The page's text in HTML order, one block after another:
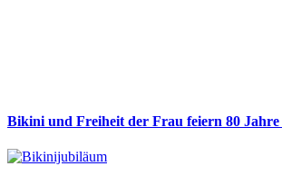
Bikini und Freiheit der Frau feiern 80 Jahre